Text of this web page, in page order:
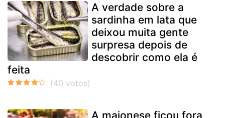
A verdade sobre a
sardinha em lata que
deixou muita gente
surpresa depois de
descobrir como ela é
feita
A maionese ficou fora